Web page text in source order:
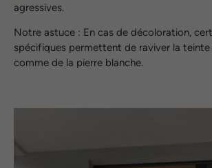
agressives.
Notre astuce : En cas de décoloration,
spécifiques permettent de raviver la teinte
comme de la pierre blanche.